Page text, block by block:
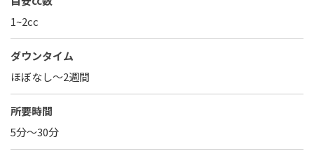
1~2cc
ダウンタイム
ほぼなし〜2週間
所要時間
5分～30分